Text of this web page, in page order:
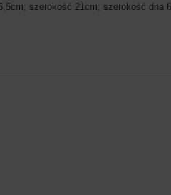
szerokość 21cm, szerokość dna